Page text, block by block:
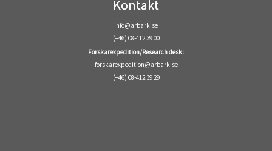
Kontakt
info@arbark.se
(+46) 08-412 39 00
Forskarexpedition/Research desk:
forskarexpedition@arbark.se
(+46) 08-412 39 29